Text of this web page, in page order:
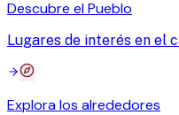
Descubre el Pueblo
Lugares de interés en el
Explora los alrededores